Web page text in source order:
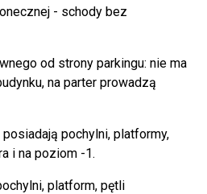
- schody bez
od strony parkingu: nie ma
na parter prowadzą
pochylni, platformy,
i na poziom -1.
platform, pętli